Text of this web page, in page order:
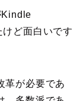
Kindle
ど面白いです
革が必要であ